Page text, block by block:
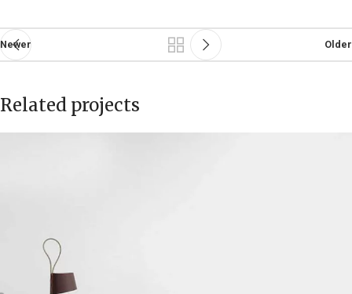
Newer Older
Related projects